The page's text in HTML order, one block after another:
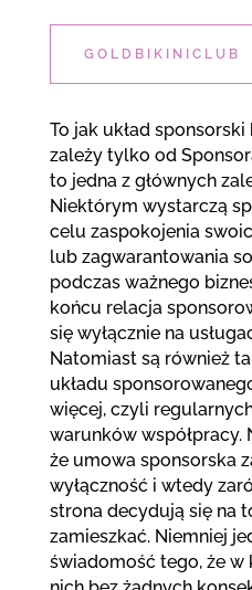
GOLDBIKINICLUB
To jak układ
zależy tylko od
to jedna z głównych
Niektórym wystarczą
celu zaspokojenia
lub zagwarantowania
podczas ważnego
końcu relacja
się wyłącznie na
Natomiast są również
układu
więcej, czyli
warunków współpracy.
że umowa sponsorska
wyłączność i wtedy
strona decydują się na
zamieszkać. Niemniej
świadomość tego, że w